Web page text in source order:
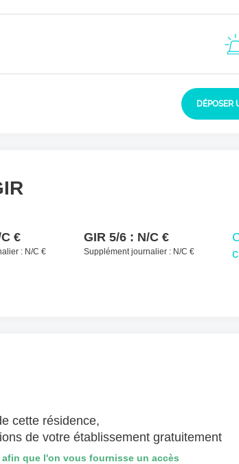
ENVOYER
DÉPOSER
€
: N/C €
GIR 5/6 : N/C €
Supplément journalier : N/C €
cette résidence,
de votre établissement gratuitement
que l'on vous fournisse un accès